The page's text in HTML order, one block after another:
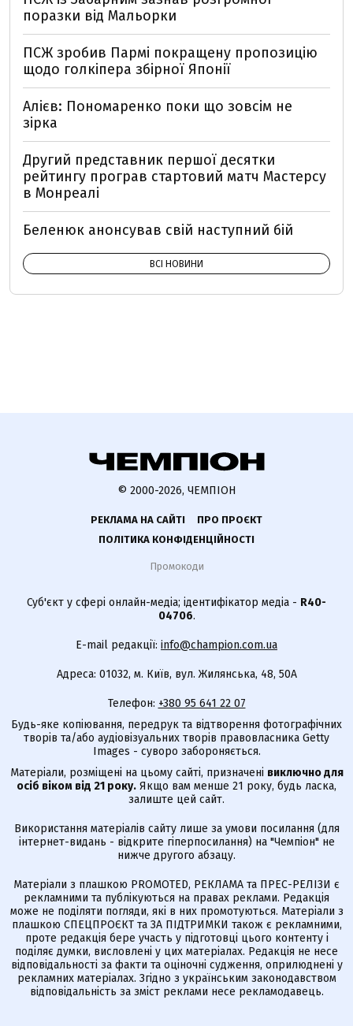
поразки від Мальорки
ПСЖ зробив Пармі покращену пропозицію
щодо голкіпера збірної Японії
Алієв: Пономаренко поки що зовсім не
зірка
Другий представник першої десятки
рейтингу програв стартовий матч Мастерсу
в Монреалі
Беленюк анонсував свій наступний бій
ВСІ НОВИНИ
© 2000-2026, ЧЕМПІОН
РЕКЛАМА НА САЙТІ
ПРО ПРОЄКТ
ПОЛІТИКА КОНФІДЕНЦІЙНОСТІ
Промокоди
Суб'єкт у сфері онлайн-медіа; ідентифікатор медіа - R40-
04706.
E-mail редакції: info@champion.com.ua
Адреса: 01032, м. Київ, вул. Жилянська, 48, 50А
Телефон: +380 95 641 22 07
Будь-яке копіювання, передрук та відтворення фотографічних
творів та/або аудіовізуальних творів правовласника Getty
Images - суворо забороняється.
Матеріали, розміщені на цьому сайті, призначені виключно для
осіб віком від 21 року. Якщо вам менше 21 року, будь ласка,
залиште цей сайт.
Використання матеріалів сайту лише за умови посилання (для
інтернет-видань - відкрите гіперпосилання) на "Чемпіон" не
нижче другого абзацу.
Матеріали з плашкою PROMOTED, РЕКЛАМА та ПРЕС-РЕЛІЗИ є
рекламними та публікуються на правах реклами. Редакція
може не поділяти погляди, які в них промотуються. Матеріали з
плашкою СПЕЦПРОЄКТ та ЗА ПІДТРИМКИ також є рекламними,
проте редакція бере участь у підготовці цього контенту і
поділяє думки, висловлені у цих матеріалах. Редакція не несе
відповідальності за факти та оціночні судження, оприлюднені у
рекламних матеріалах. Згідно з українським законодавством
відповідальність за зміст реклами несе рекламодавець.